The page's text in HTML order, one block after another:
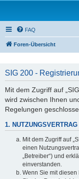
FAQ
Foren-Übersicht
SIG 200 -
Mit dem Zugriff auf
wird zwischen Ihnen
Regelungen
1. NUTZUNGSVERTRAG
Mit dem Zugriff auf
einen
„Betreiber“) und
einverstanden.
Wenn Sie mit